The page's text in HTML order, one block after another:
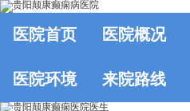
医院首页 医院概况
医院环境 来院路线